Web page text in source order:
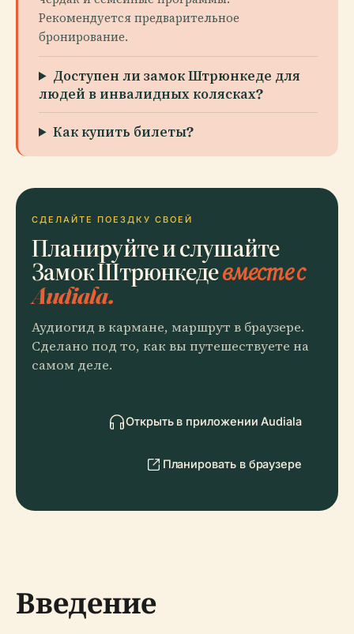
Рекомендуется предварительное
бронирование.
Доступен ли замок Штрюнкеде для
людей в инвалидных колясках?
Как купить билеты?
СДЕЛАЙТЕ ПОЕЗДКУ СВОЕЙ
Планируйте и слушайте
Замок Штрюнкедевместе с
Audiala.
Аудиогид в кармане, маршрут в браузере.
Сделано под то, как вы путешествуете на
самом деле.
Открыть в приложении Audiala
Планировать в браузере
Введение